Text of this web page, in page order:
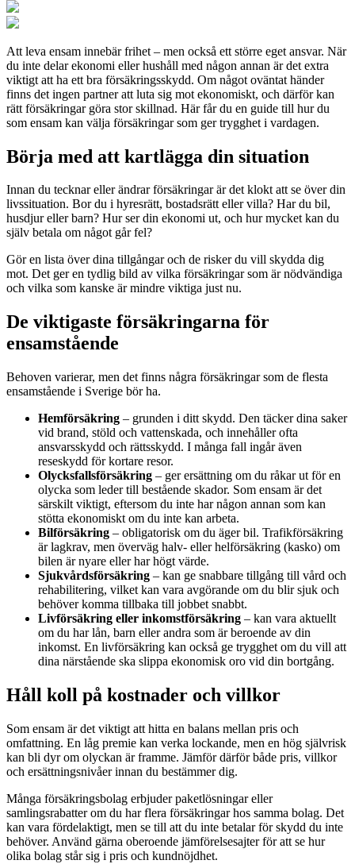
Att leva ensam innebär frihet – men också ett större eget ansvar. När
du inte delar ekonomi eller hushåll med någon annan är det extra
viktigt att ha ett bra försäkringsskydd. Om något oväntat händer
finns det ingen partner att luta sig mot ekonomiskt, och därför kan
rätt försäkringar göra stor skillnad. Här får du en guide till hur du
som ensam kan välja försäkringar som ger trygghet i vardagen.
Börja med att kartlägga din situation
Innan du tecknar eller ändrar försäkringar är det klokt att se över din
livssituation. Bor du i hyresrätt, bostadsrätt eller villa? Har du bil,
husdjur eller barn? Hur ser din ekonomi ut, och hur mycket kan du
själv betala om något går fel?
Gör en lista över dina tillgångar och de risker du vill skydda dig
mot. Det ger en tydlig bild av vilka försäkringar som är nödvändiga
och vilka som kanske är mindre viktiga just nu.
De viktigaste försäkringarna för
ensamstående
Behoven varierar, men det finns några försäkringar som de flesta
ensamstående i Sverige bör ha.
Hemförsäkring – grunden i ditt skydd. Den täcker dina saker
vid brand, stöld och vattenskada, och innehåller ofta
ansvarsskydd och rättsskydd. I många fall ingår även
reseskydd för kortare resor.
Olycksfallsförsäkring – ger ersättning om du råkar ut för en
olycka som leder till bestående skador. Som ensam är det
särskilt viktigt, eftersom du inte har någon annan som kan
stötta ekonomiskt om du inte kan arbeta.
Bilförsäkring – obligatorisk om du äger bil. Trafikförsäkring
är lagkrav, men överväg halv- eller helförsäkring (kasko) om
bilen är nyare eller har högt värde.
Sjukvårdsförsäkring – kan ge snabbare tillgång till vård och
rehabilitering, vilket kan vara avgörande om du blir sjuk och
behöver komma tillbaka till jobbet snabbt.
Livförsäkring eller inkomstförsäkring – kan vara aktuellt
om du har lån, barn eller andra som är beroende av din
inkomst. En livförsäkring kan också ge trygghet om du vill att
dina närstående ska slippa ekonomisk oro vid din bortgång.
Håll koll på kostnader och villkor
Som ensam är det viktigt att hitta en balans mellan pris och
omfattning. En låg premie kan verka lockande, men en hög självrisk
kan bli dyr om olyckan är framme. Jämför därför både pris, villkor
och ersättningsnivåer innan du bestämmer dig.
Många försäkringsbolag erbjuder paketlösningar eller
samlingsrabatter om du har flera försäkringar hos samma bolag. Det
kan vara fördelaktigt, men se till att du inte betalar för skydd du inte
behöver. Använd gärna oberoende jämförelsesajter för att se hur
olika bolag står sig i pris och kundnöjdhet.